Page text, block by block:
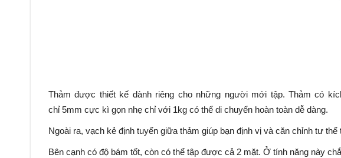
Thảm được thiết kế dành riêng cho những người mới tập. Thảm có
chỉ 5mm cực kì gọn nhẹ chỉ với 1kg có thể di chuyển hoàn toàn dễ dàng.
Ngoài ra, vạch kẻ định tuyến giữa thảm giúp bạn định vị và căn chỉnh tư thế
Bên cạnh có độ bám tốt, còn có thể tập được cả 2 mặt. Ở tính năng này